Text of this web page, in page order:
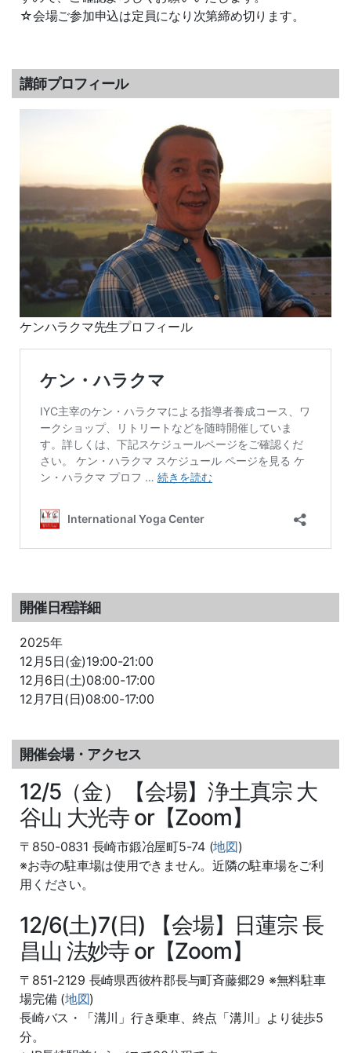
☆会場ご参加申込は定員になり次第締め切ります。
講師プロフィール
ケンハラクマ先生プロフィール
開催日程詳細
2025年
12月5日(金)19:00-21:00
12月6日(土)08:00-17:00
12月7日(日)08:00-17:00
開催会場・アクセス
12/5（金）【会場】浄土真宗 大
谷山 大光寺 or【Zoom】
〒850-0831 長崎市鍛冶屋町5-74 (地図)
※お寺の駐車場は使用できません。近隣の駐車場をご利
用ください。
12/6(土)7(日) 【会場】日蓮宗 長
昌山 法妙寺 or【Zoom】
〒851-2129 長崎県西彼杵郡長与町斉藤郷29 ※無料駐車
場完備 (地図)
長崎バス・「溝川」行き乗車、終点「溝川」より徒歩5
分。